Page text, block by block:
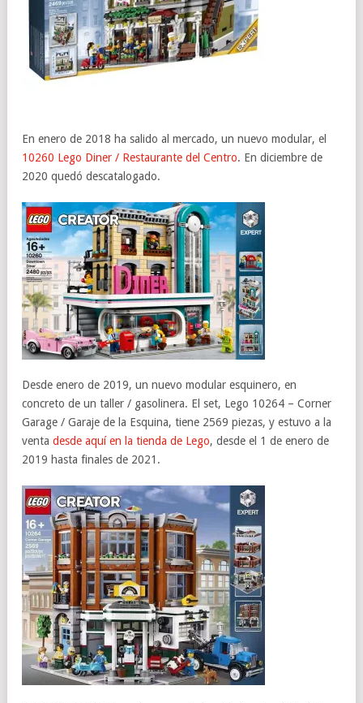
En enero de 2018 ha salido al mercado, un nuevo modular, el
10260 Lego Diner / Restaurante del Centro. En diciembre de
2020 quedó descatalogado.
Desde enero de 2019, un nuevo modular esquinero, en
concreto de un taller / gasolinera. El set, Lego 10264 – Corner
Garage / Garaje de la Esquina, tiene 2569 piezas, y estuvo a la
venta desde aquí en la tienda de Lego, desde el 1 de enero de
2019 hasta finales de 2021.